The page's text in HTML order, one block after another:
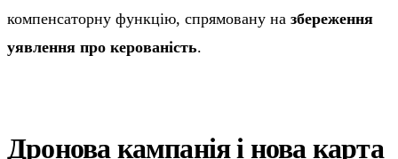
компенсаторну функцію, спрямовану на збереження
уявлення про керованість.
Дронова кампанія і нова карта